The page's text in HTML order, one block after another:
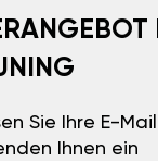
Sie Ihre E-
Ihnen ein